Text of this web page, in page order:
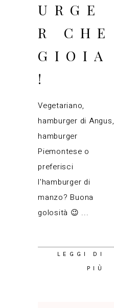
URGE
R CHE
GIOIA
!
Vegetariano,
hamburger di Angus,
hamburger
Piemontese o
preferisci
l'hamburger di
manzo? Buona
golosità 😉
LEGGI DI
PIÙ